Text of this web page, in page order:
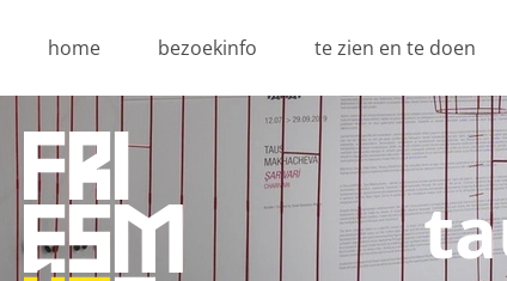
home bezoekinfo te zien en te doen